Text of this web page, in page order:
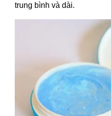
trung bình và dài.